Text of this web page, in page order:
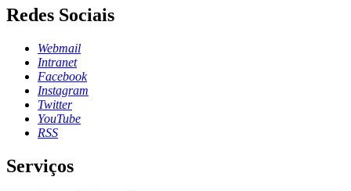
Redes Sociais
Webmail
Intranet
Facebook
Instagram
Twitter
YouTube
RSS
Serviços